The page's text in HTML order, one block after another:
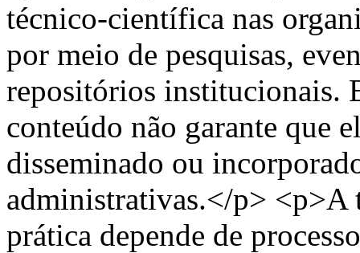
técnico-científica nas
por meio de pesquisas,
repositórios institucionais.
conteúdo não garante que
disseminado ou
administrativas.</p> <p>A
prática depende de